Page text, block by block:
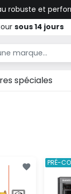
robuste et
sous 14 jours
spéciales
PRÉ-